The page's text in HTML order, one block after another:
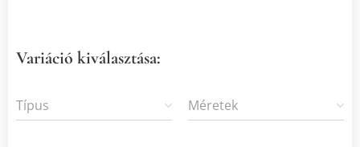
Variáció kiválasztása:
Típus Méretek